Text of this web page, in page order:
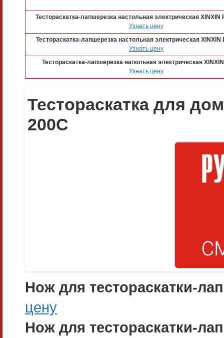
Тестораскатка-лапшерезка настольная электрическая XINXIN
Узнать цену
Тестораскатка-лапшерезка настольная электрическая XINXIN
Узнать цену
Тестораскатка-лапшерезка напольная электрическая
Узнать цену
Тестораскатка для
200C
Нож для тестораскатки-
цену
Нож для тестораскатки-